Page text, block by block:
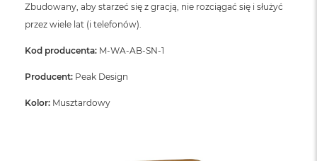
Zbudowany, aby starzeć się z gracją, nie rozciągać się i służyć
przez wiele lat (i telefonów).
Kod producenta: M-WA-AB-SN-1
Producent: Peak Design
Kolor: Musztardowy